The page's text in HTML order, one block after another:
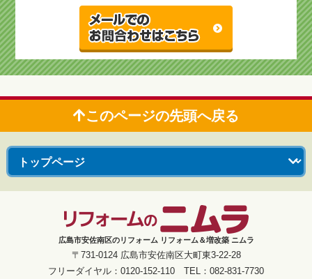
このページの先頭へ戻る
広島市安佐南区のリフォーム リフォーム＆増改築 ニムラ
〒731-0124 広島市安佐南区大町東3-22-28
フリーダイヤル：0120-152-110 TEL：082-831-7730